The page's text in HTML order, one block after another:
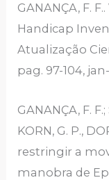
GANANÇA, F.
Handicap
Atualização
pag. 97-104,
GANANÇA, F.
KORN, G. P.,
restringir a
manobra de